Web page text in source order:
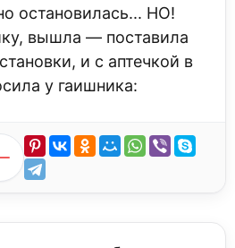
остановилась... НО!
вышла — поставила
и с аптечкой в
у гаишника: